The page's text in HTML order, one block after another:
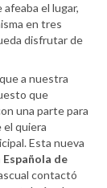
el lugar,
en tres
disfrutar de
a nuestra
que
una parte para
el quiera
Esta nueva
de
contactó